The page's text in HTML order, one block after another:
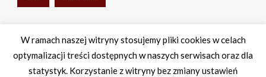
Facebook
TwitterWhatsApp
Share
W ramach naszej witryny stosujemy pliki cookies w celach
optymalizacji treści dostępnych w naszych serwisach oraz dla
statystyk. Korzystanie z witryny bez zmiany ustawień